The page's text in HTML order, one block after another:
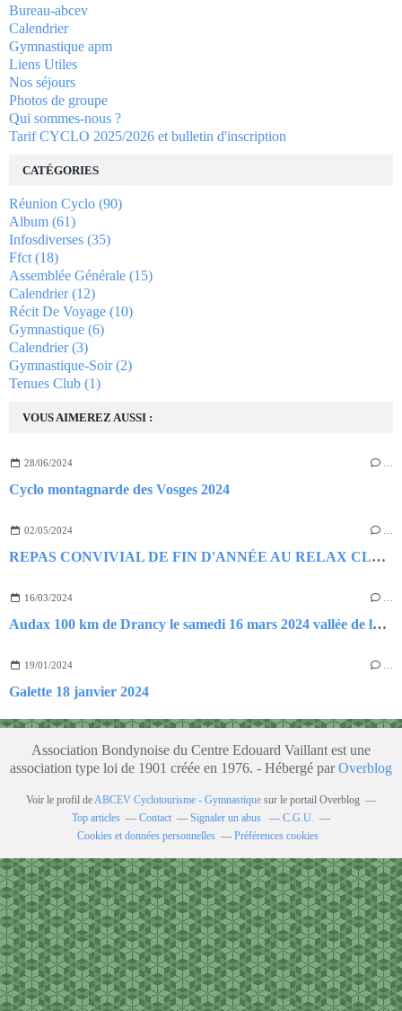
VOUS AIMEREZ AUSSI :
28/06/2024
Cyclo montagnarde des Vosges 2024
02/05/2024
REPAS CONVIVIAL DE FIN D'ANNÉE AU RELAX CLUB ( TENNIS)
16/03/2024
Audax 100 km de Drancy le samedi 16 mars 2024 vallée de la Theve
19/01/2024
Galette 18 janvier 2024
Bureau-abcev
Calendrier
Gymnastique apm
Liens Utiles
Nos séjours
Photos de groupe
Qui sommes-nous ?
Tarif CYCLO 2025/2026 et bulletin d'inscription
CATÉGORIES
Réunion Cyclo (90)
Album (61)
Infosdiverses (35)
Ffct (18)
Assemblée Générale (15)
Calendrier(12)
Récit De Voyage (10)
Gymnastique (6)
Calendrier(3)
Gymnastique-Soir(2)
Tenues Club (1)
Association Bondynoise du Centre Edouard Vaillant est une
association type loi de 1901 créée en 1976. - Hébergé parOverblog
Voir le profil deABCEV Cyclotourisme - Gymnastique sur le portail Overblog
Top articles
Contact Signaler un abus
C.G.U.
Cookies et données personnelles
Préférences cookies